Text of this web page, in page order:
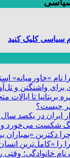
سیاسی
سیاسی کلیک کنید
نام «خاورمیانه»
واشنگتن و
بریتانیا تا ایالات
چیست؟
ایران در یکصد
شکست می‌خورد و
چرا دکترین
را «کامل‌ترین
خانوادگی؛ وقتی